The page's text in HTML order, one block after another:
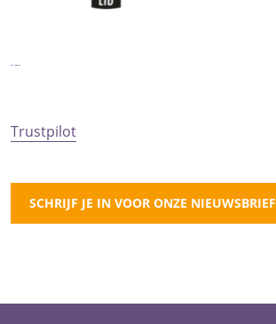
Trustpilot
SCHRIJF JE IN VOOR ONZE NIEUWSBRIEF